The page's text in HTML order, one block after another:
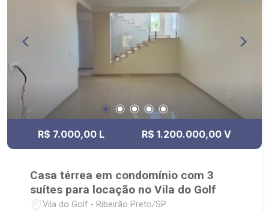
R$ 7.000,00 L R$ 1.200.000,00 V
Casa térrea em condomínio com 3
suítes para locação no Vila do Golf
Vila do Golf - Ribeirão Preto/SP